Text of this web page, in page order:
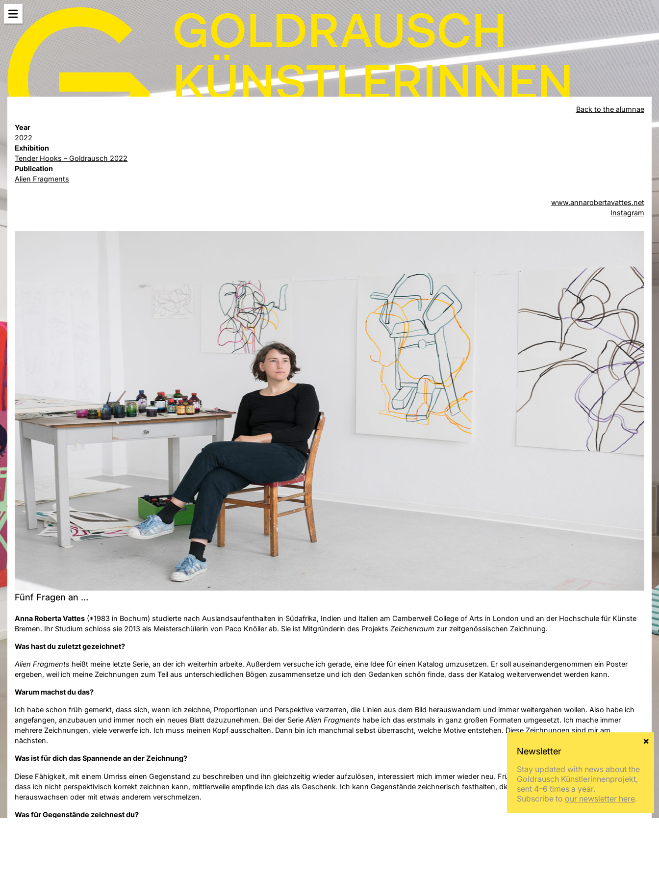
Back to the alumnae
Year
2022
Exhibition
Tender Hooks – Goldrausch 2022
Publication
Alien Fragments
www.annarobertavattes.net
Instagram
Fünf Fragen an …
Anna Roberta Vattes (*1983 in Bochum) studierte nach Auslandsaufenthalten in Südafrika, Indien und Italien am Camberwell College of Arts in London und an der Hochschule für Künste
Bremen. Ihr Studium schloss sie 2013 als Meisterschülerin von Paco Knöller ab. Sie ist Mitgründerin des ProjektsZeichenraum zur zeitgenössischen Zeichnung.
Was hast du zuletzt gezeichnet?
Alien Fragments heißt meine letzte Serie, an der ich weiterhin arbeite. Außerdem versuche ich gerade, eine Idee für einen Katalog umzusetzen. Er soll auseinandergenommen ein Poster
ergeben, weil ich meine Zeichnungen zum Teil aus unterschiedlichen Bögen zusammensetze und ich den Gedanken schön finde, dass der Katalog weiterverwendet werden kann.
Warum machst du das?
Ich habe schon früh gemerkt, dass sich, wenn ich zeichne, Proportionen und Perspektive verzerren, die Linien aus dem Bild herauswandern und immer weitergehen wollen. Also habe ich
angefangen, anzubauen und immer noch ein neues Blatt dazuzunehmen. Bei der SerieAlien Fragments habe ich das erstmals in ganz großen Formaten umgesetzt. Ich mache immer
mehrere Zeichnungen, viele verwerfe ich. Ich muss meinen Kopf ausschalten. Dann bin ich manchmal selbst überrascht, welche Motive entstehen. Diese Zeichnungen sind mir am
nächsten.
Was ist für dich das Spannende an der Zeichnung?
Diese Fähigkeit, mit einem Umriss einen Gegenstand zu beschreiben und ihn gleichzeitig wieder aufzulösen, interessiert mich immer wieder neu. Früher habe ich es als Manko empfunden,
dass ich nicht perspektivisch korrekt zeichnen kann, mittlerweile empfinde ich das als Geschenk. Ich kann Gegenstände zeichnerisch festhalten, die sich dabei verformen, aus dem Blatt
herauswachsen oder mit etwas anderem verschmelzen.
Was für Gegenstände zeichnest du?
Stay updated with news about the
Goldrausch Künstlerinnenprojekt,
sent 4–6 times a year.
Subscribe to our newsletter here.